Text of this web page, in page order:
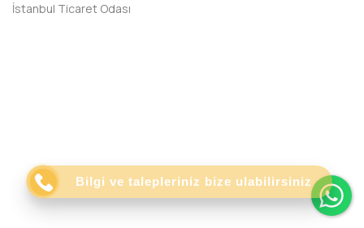
İstanbul Ticaret Odası
Bilgi ve talepleriniz bize ulabilirsiniz